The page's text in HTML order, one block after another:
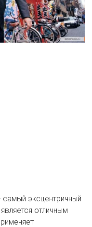
эксцентричный
отличным